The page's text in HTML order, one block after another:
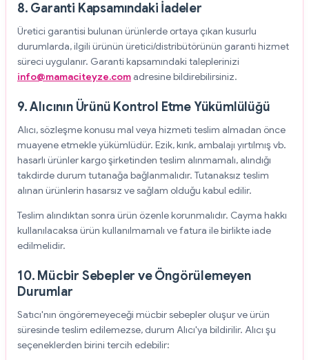
8. Garanti Kapsamındaki İadeler
Üretici garantisi bulunan ürünlerde ortaya çıkan kusurlu
durumlarda, ilgili ürünün üretici/distribütörünün garanti hizmet
süreci uygulanır. Garanti kapsamındaki taleplerinizi
info@mamaciteyze.com adresine bildirebilirsiniz.
9. Alıcının Ürünü Kontrol Etme Yükümlülüğü
Alıcı, sözleşme konusu mal veya hizmeti teslim almadan önce
muayene etmekle yükümlüdür. Ezik, kırık, ambalajı yırtılmış vb.
hasarlı ürünler kargo şirketinden teslim alınmamalı, alındığı
takdirde durum tutanağa bağlanmalıdır. Tutanaksız teslim
alınan ürünlerin hasarsız ve sağlam olduğu kabul edilir.
Teslim alındıktan sonra ürün özenle korunmalıdır. Cayma hakkı
kullanılacaksa ürün kullanılmamalı ve fatura ile birlikte iade
edilmelidir.
10. Mücbir Sebepler ve Öngörülemeyen
Durumlar
Satıcı'nın öngöremeyeceği mücbir sebepler oluşur ve ürün
süresinde teslim edilemezse, durum Alıcı'ya bildirilir. Alıcı şu
seçeneklerden birini tercih edebilir: